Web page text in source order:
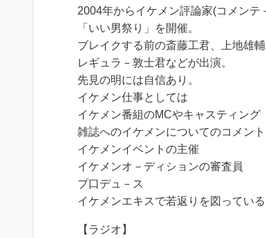
2004年からイケメン評論家(コメンテ
「いい男祭り」を開催。
ブレイクする前の斎藤工君、上地雄
レギュラ－敦士君などが出演。
先見の明には自信あり。
イケメン仕事としては
イケメン番組のMCやキャスティング
雑誌へのイケメンについてのコメント
イケメンイベントの主催
イケメンオ－ディションの審査員
プ口デュ－ス
イケメンエキスで若返りを図ってい
【ラジオ】